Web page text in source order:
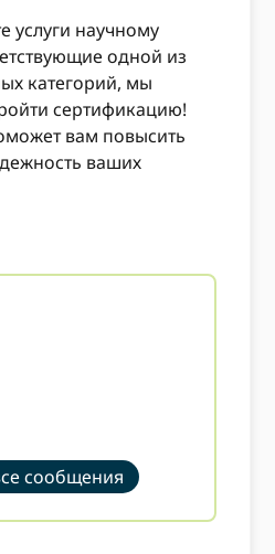
услуги научному
одной из
категорий, мы
сертификацию!
вам повысить
ваших
сообщения